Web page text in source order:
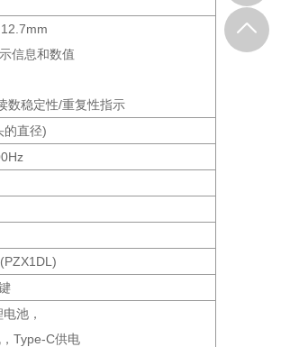
信息和数值
数稳定性/重复性指示
的直径)
池，
Type-C供电